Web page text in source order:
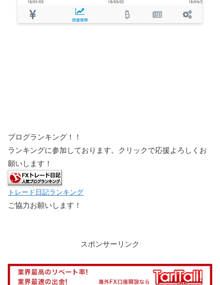
ブログランキング！！
ランキングに参加しております。クリックで応援よろしくお
願いします！
トレード日記ランキング
ご協力お願いします！
スポンサーリンク